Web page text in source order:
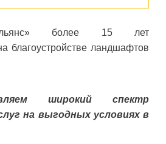
более 15 лет
благоустройстве ландшафтов
широкий спектр
на выгодных условиях в